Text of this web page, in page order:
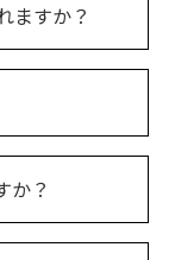
ますか？
か？